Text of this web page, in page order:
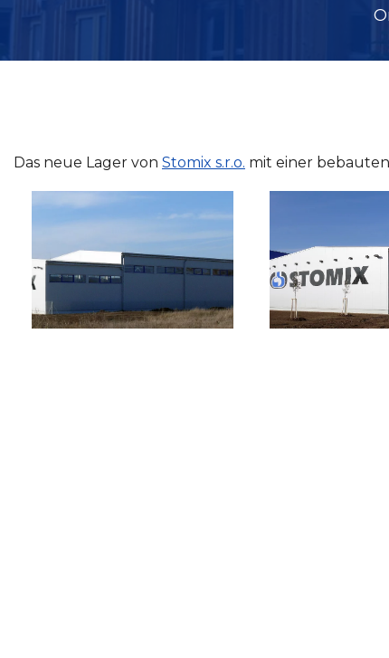
Das neue Lager von Stomix s.r.o. mit einer